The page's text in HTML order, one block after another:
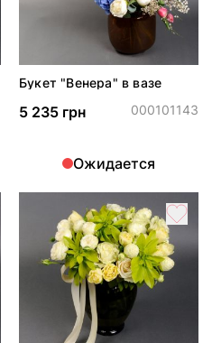
Букет "Венера" в вазе
5 235 грн 000101143
Ожидается